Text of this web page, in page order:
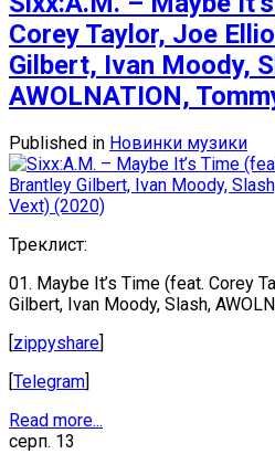
Corey Taylor, Joe
Gilbert, Ivan Moody,
AWOLNATION,
Published in Новинки музики
Треклист:
01. Maybe It’s Time (feat. Corey
Gilbert, Ivan Moody, Slash,
zippyshare
Telegram
Read more...
серп. 13